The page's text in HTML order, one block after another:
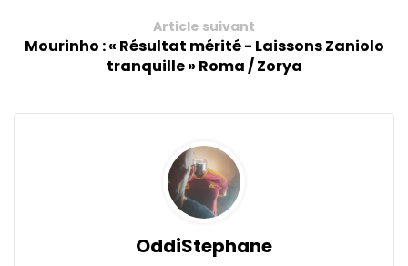
Article suivant
Mourinho : « Résultat mérité - Laissons Zaniolo
tranquille » Roma / Zorya
OddiStephane